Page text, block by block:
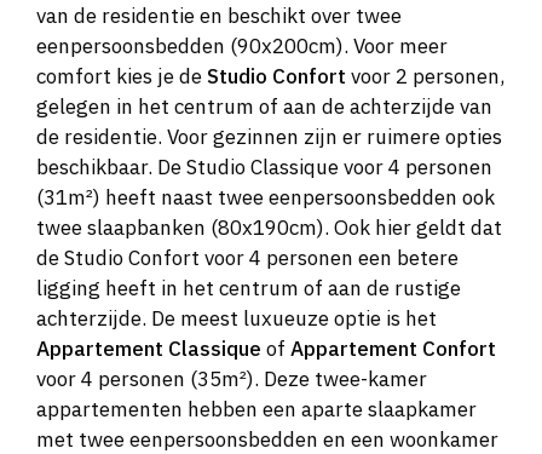
van de residentie en beschikt over twee
eenpersoonsbedden (90x200cm). Voor meer
comfort kies je deStudio Confort voor 2 personen,
gelegen in het centrum of aan de achterzijde van
de residentie. Voor gezinnen zijn er ruimere opties
beschikbaar. De Studio Classique voor 4 personen
(31m²) heeft naast twee eenpersoonsbedden ook
twee slaapbanken (80x190cm). Ook hier geldt dat
de Studio Confort voor 4 personen een betere
ligging heeft in het centrum of aan de rustige
achterzijde. De meest luxueuze optie is het
Appartement Classique of Appartement Confort
voor 4 personen (35m²). Deze twee-kamer
appartementen hebben een aparte slaapkamer
met twee eenpersoonsbedden en een woonkamer